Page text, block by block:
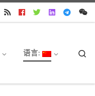
语言: